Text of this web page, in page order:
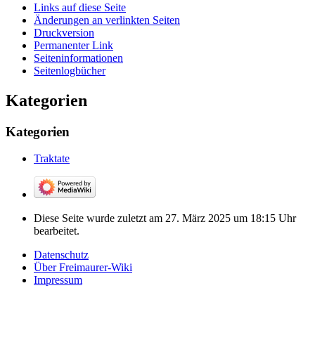
Links auf diese Seite
Änderungen an verlinkten Seiten
Druckversion
Permanenter Link
Seiten­­informationen
Seitenlogbücher
Kategorien
Kategorien
Traktate
Diese Seite wurde zuletzt am 27. März 2025 um 18:15 Uhr
bearbeitet.
Datenschutz
Über Freimaurer-Wiki
Impressum